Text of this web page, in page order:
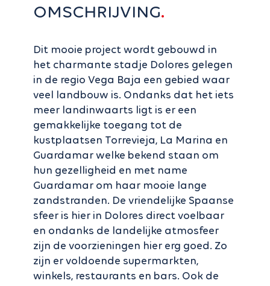
OMSCHRIJVING
Dit mooie project wordt gebouwd in
het charmante stadje Dolores gelegen
in de regio Vega Baja een gebied waar
veel landbouw is. Ondanks dat het iets
meer landinwaarts ligt is er een
gemakkelijke toegang tot de
kustplaatsen Torrevieja, La Marina en
Guardamar welke bekend staan om
hun gezelligheid en met name
Guardamar om haar mooie lange
zandstranden. De vriendelijke Spaanse
sfeer is hier in Dolores direct voelbaar
en ondanks de landelijke atmosfeer
zijn de voorzieningen hier erg goed. Zo
zijn er voldoende supermarkten,
winkels, restaurants en bars. Ook de